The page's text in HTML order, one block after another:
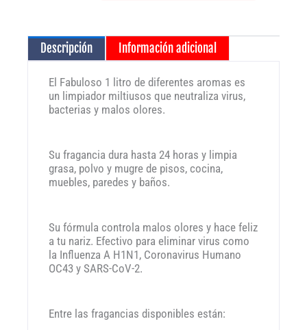
Descripción Información adicional
El Fabuloso 1 litro de diferentes aromas es
un limpiador miltiusos que neutraliza virus,
bacterias y malos olores.
Su fragancia dura hasta 24 horas y limpia
grasa, polvo y mugre de pisos, cocina,
muebles, paredes y baños.
Su fórmula controla malos olores y hace feliz
a tu nariz. Efectivo para eliminar virus como
la Influenza A H1N1, Coronavirus Humano
OC43 y SARS-CoV-2.
Entre las fragancias disponibles están: